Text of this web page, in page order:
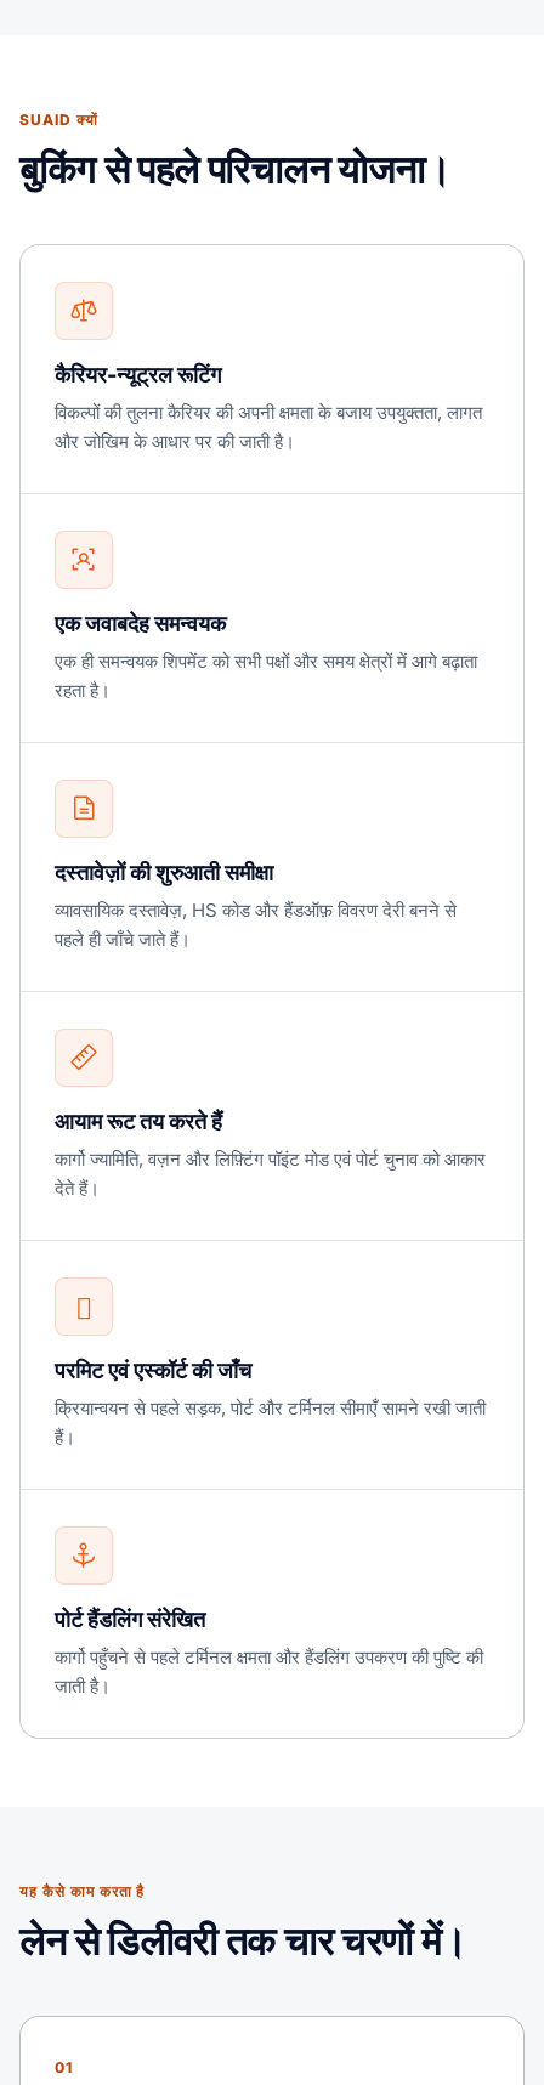
SUAID क्यों
बुकिंग से पहले परिचालन योजना।
कैरियर-न्यूट्रल रूटिंग
विकल्पों की तुलना कैरियर की अपनी क्षमता के बजाय उपयुक्तता, लागत
और जोखिम के आधार पर की जाती है।
एक जवाबदेह समन्वयक
एक ही समन्वयक शिपमेंट को सभी पक्षों और समय क्षेत्रों में आगे बढ़ाता
रहता है।
दस्तावेज़ों की शुरुआती समीक्षा
व्यावसायिक दस्तावेज़, HS कोड और हैंडऑफ़ विवरण देरी बनने से
पहले ही जाँचे जाते हैं।
आयाम रूट तय करते हैं
कार्गो ज्यामिति, वज़न और लिफ़्टिंग पॉइंट मोड एवं पोर्ट चुनाव को आकार
देते हैं।
परमिट एवं एस्कॉर्ट की जाँच
क्रियान्वयन से पहले सड़क, पोर्ट और टर्मिनल सीमाएँ सामने रखी जाती
हैं।
पोर्ट हैंडलिंग संरेखित
कार्गो पहुँचने से पहले टर्मिनल क्षमता और हैंडलिंग उपकरण की पुष्टि की
जाती है।
यह कैसे काम करता है
लेन से डिलीवरी तक चार चरणों में।
01